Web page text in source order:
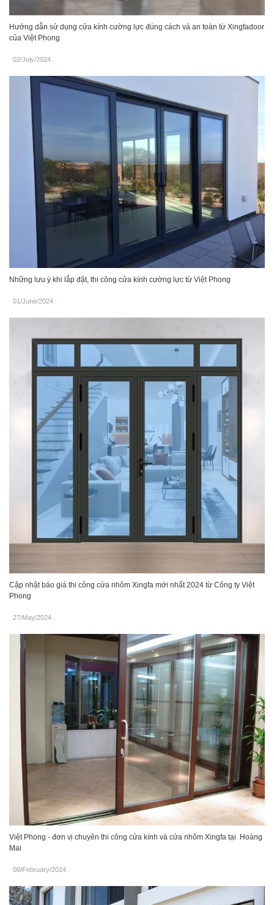
Hướng dẫn sử dụng cửa kính cường lực đúng cách và an toàn từ Xingfadoor
của Việt Phong
02/July/2024 .
Những lưu ý khi lắp đặt, thi công cửa kính cường lực từ Việt Phong
01/June/2024
Cập nhật báo giá thi công cửa nhôm Xingfa mới nhất 2024 từ Công ty Việt
Phong
27/May/2024
Việt Phong - đơn vị chuyên thi công cửa kính và cửa nhôm Xingfa tại Hoàng
Mai
08/February/2024 .